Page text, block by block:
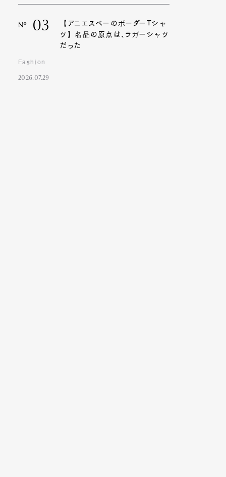
Nº 03
【アニエスベーのボーダーTシャ
ツ】名品の原点は、ラガーシャツ
だった
Fashion
2026.07.29